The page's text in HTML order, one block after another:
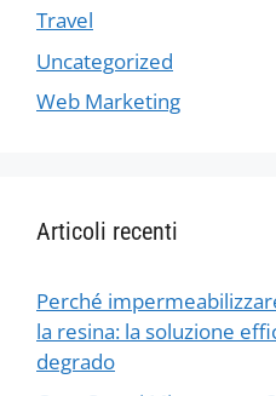
Travel
Uncategorized
Web Marketing
Articoli recenti
Perché
la resina: la soluzione
degrado